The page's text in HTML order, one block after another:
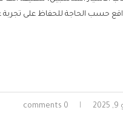
حسب الحاجة للحفاظ على تجربة
0 comments